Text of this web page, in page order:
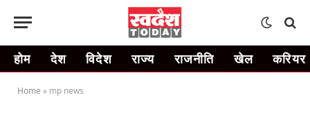
होम देश विदेश राज्य राजनीति खेल करियर
Home » mp news